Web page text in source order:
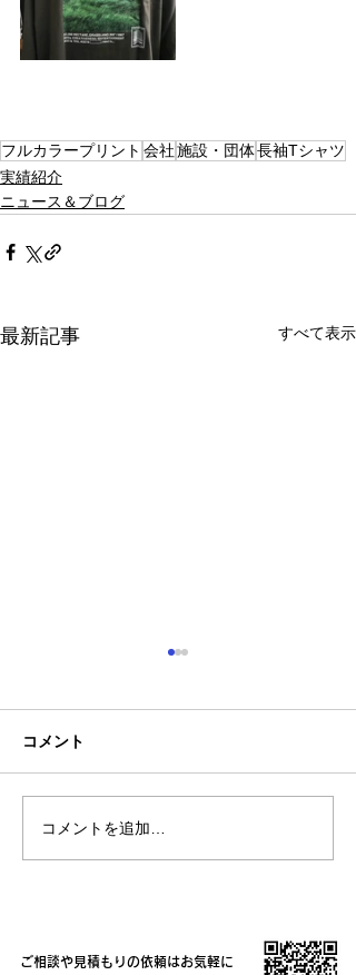
フルカラープリント 会社施設・団体長袖Tシャツ
実績紹介
ニュース＆ブログ
最新記事 すべて表示
熊本地震明けの営業につ
いてのお知らせ
コメント
コメントを追加…
ご相談や見積もりの依頼はお気軽に